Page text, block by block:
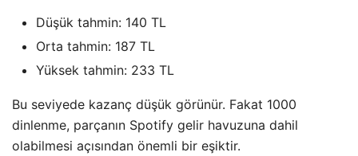
Düşük tahmin: 140 TL
Orta tahmin: 187 TL
Yüksek tahmin: 233 TL
Bu seviyede kazanç düşük görünür. Fakat 1000
dinlenme, parçanın Spotify gelir havuzuna dahil
olabilmesi açısından önemli bir eşiktir.